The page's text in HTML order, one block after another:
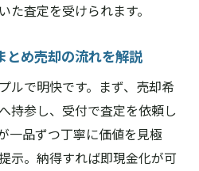
た査定を受けられます。
とめ売却の流れを解説
ルで明快です。まず、売却希
持参し、受付で査定を依頼し
一品ずつ丁寧に価値を見極
示。納得すれば即現金化が可